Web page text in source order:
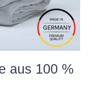
aus 100 %